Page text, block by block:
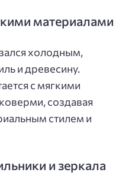
материалами
холодным,
и древесину.
с мягкими
создавая
стилем и
и зеркала